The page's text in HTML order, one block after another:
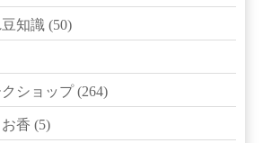
知識 (50)
ショップ(264)
香 (5)